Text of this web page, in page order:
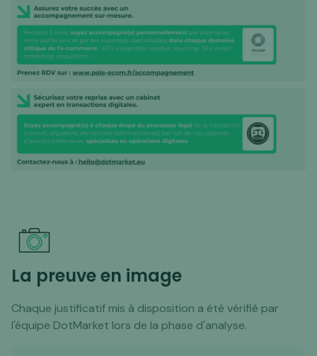
La preuve en image
Chaque justificatif mis à disposition a été vérifié par
l'équipe DotMarket lors de la phase d'analyse.